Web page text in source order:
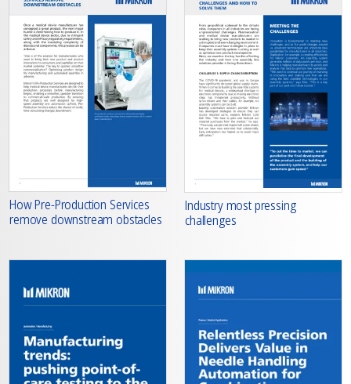
How Pre-Production Services
remove downstream obstacles
Industry most pressing
challenges